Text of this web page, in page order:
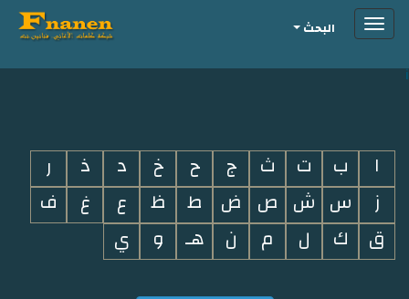
i
Toggleالبحث
ا ب ت ث ج ح خ د ذ
ر
ز
س ش ص ض ط ظ ع غ
ف
ق
ك ل م ن هـ و ي